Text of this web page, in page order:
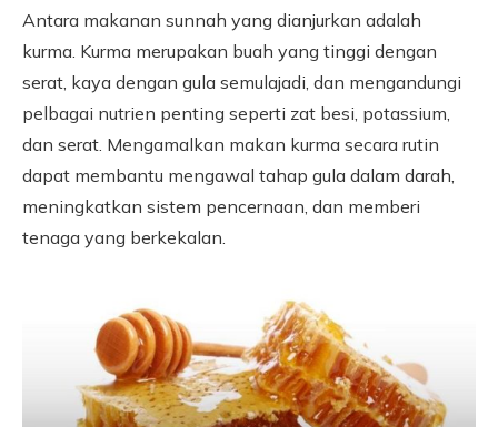
Antara makanan sunnah yang dianjurkan adalah
kurma. Kurma merupakan buah yang tinggi dengan
serat, kaya dengan gula semulajadi, dan mengandungi
pelbagai nutrien penting seperti zat besi, potassium,
dan serat. Mengamalkan makan kurma secara rutin
dapat membantu mengawal tahap gula dalam darah,
meningkatkan sistem pencernaan, dan memberi
tenaga yang berkekalan.